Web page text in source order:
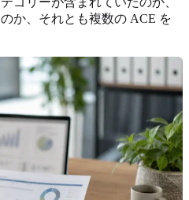
か、それとも複数の ACE を